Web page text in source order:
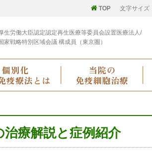
TOP 文字サイズ
生労働大臣認定認定再生医療等委員会設置医療法人/
家戦略特別区域会議 構成員（東京圏）
個別化
疫療法とは
当院の
免疫細胞治療
治療解説と症例紹介